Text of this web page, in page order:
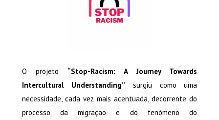
O projeto “Stop-Racism: A Journey Towards
Intercultural Understanding” surgiu como uma
necessidade, cada vez mais acentuada, decorrente do
processo da migração e do fenómeno do